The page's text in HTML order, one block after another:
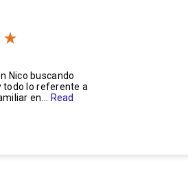
Nico buscando
todo lo referente a
en... Read